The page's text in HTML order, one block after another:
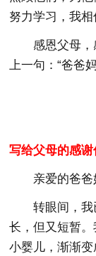
努力学习，我
感恩父母
上一句：“爸爸
写给父母的感谢
亲爱的爸爸
转眼间，
长，但又短暂
小婴儿，渐渐